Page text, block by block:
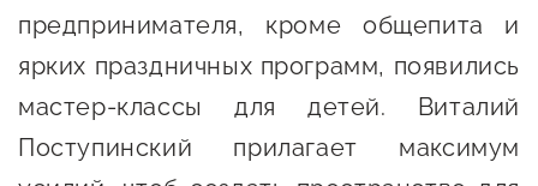
Интерактивные сервисы
Каталог маркетплейсов
Каталог креативной
продукции
предпринимателя, кроме общепита и
ярких праздничных программ, появились
мастер-классы для детей. Виталий
Поступинский прилагает максимум